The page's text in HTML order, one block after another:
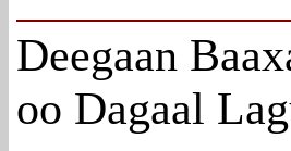
Deegaan
oo Dagaal